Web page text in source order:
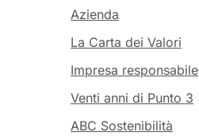
Azienda
La Carta dei Valori
Impresa responsabile
Venti anni di Punto 3
ABC Sostenibilità